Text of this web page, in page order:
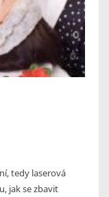
tedy laserová
jak se zbavit